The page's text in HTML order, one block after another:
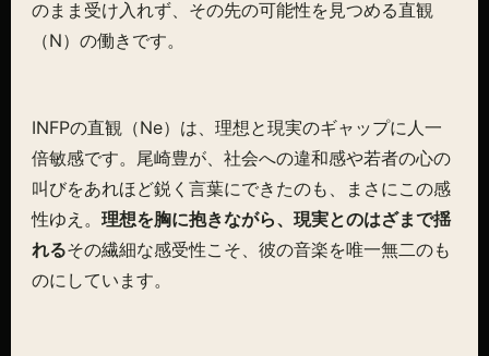
のまま受け入れず、その先の可能性を見つめる直観
（N）の働きです。
INFPの直観（Ne）は、理想と現実のギャップに人一
倍敏感です。尾崎豊が、社会への違和感や若者の心の
叫びをあれほど鋭く言葉にできたのも、まさにこの感
性ゆえ。 理想を胸に抱きながら、現実とのはざまで揺
れるその繊細な感受性こそ、彼の音楽を唯一無二のも
のにしています。